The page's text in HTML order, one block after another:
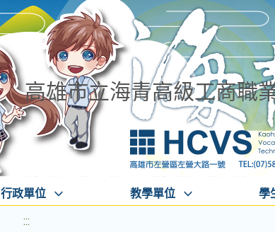
高雄市立海青高級工商職
行政單位 教學單位 學
:::